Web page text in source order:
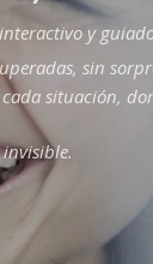
y
sin
situación,